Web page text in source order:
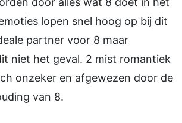
lopen snel hoog op bij dit
partner voor 8 maar
niet het geval. 2 mist romantiek
onzeker en afgewezen door de
van 8.